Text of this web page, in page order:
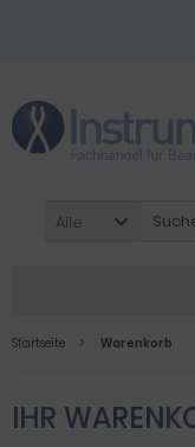
Alle
Startseite Warenkorb
IHR